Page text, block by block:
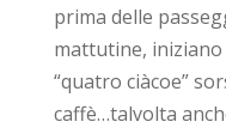
prima delle
mattutine,
“quatro ciàcoe”
caffè…talvolta